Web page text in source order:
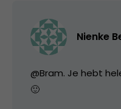
Nienke
@Bram. Je hebt
🙂